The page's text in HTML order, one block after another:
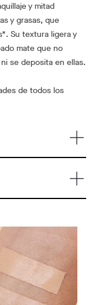
y mitad
y grasas, que
Su textura ligera y
mate que no
se deposita en ellas.
de todos los